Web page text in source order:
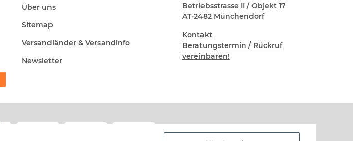
Über uns
Sitemap
Versandländer & Versandinfo
Newsletter
Betriebsstrasse II / Objekt 17
AT-2482 Münchendorf
Kontakt
Beratungstermin / Rückruf
vereinbaren!